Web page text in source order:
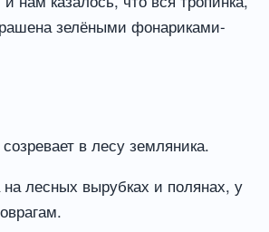
зелёными фонариками-
в лесу земляника.
на лесных вырубках и полянах, у